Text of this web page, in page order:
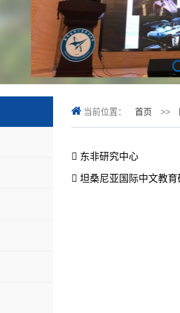
当前位置： 首页 >>
 东非研究中心
 坦桑尼亚国际中文教